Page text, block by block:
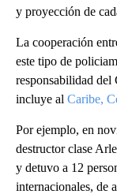
y proyección de
La cooperación
este tipo de
responsabilidad del
incluye al Caribe,
Por ejemplo, en
destructor clase
y detuvo a 12
internacionales, de